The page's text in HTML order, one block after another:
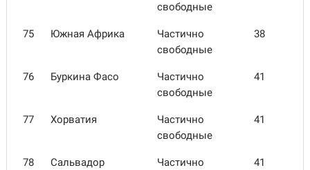
свободные
75 Южная Африка
Частично
свободные
38
76 Буркина Фасо
Частично
свободные
41
77 Хорватия
Частично
свободные
41
78 Сальва­дор
Частично
41